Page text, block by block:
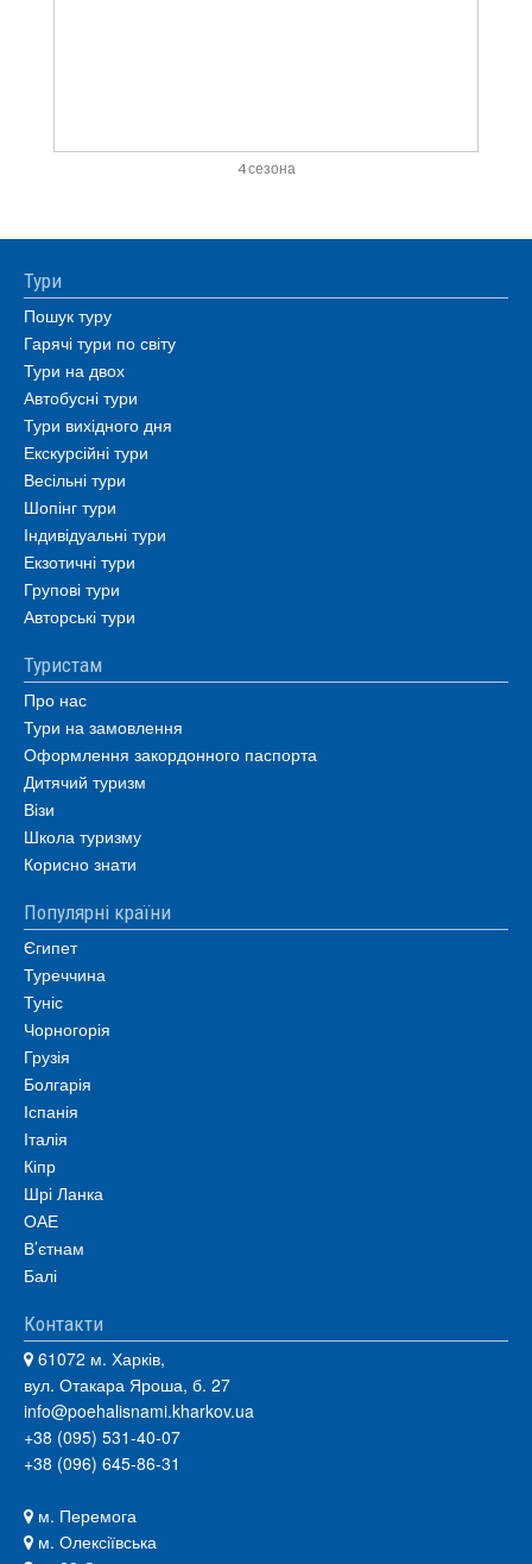
4 сезона
Тури
Пошук туру
Гарячі тури по світу
Тури на двох
Автобусні тури
Тури вихідного дня
Екскурсійні тури
Весільні тури
Шопінг тури
Індивідуальні тури
Екзотичні тури
Групові тури
Авторські тури
Туристам
Про нас
Тури на замовлення
Оформлення закордонного паспорта
Дитячий туризм
Візи
Школа туризму
Корисно знати
Популярні країни
Єгипет
Туреччина
Туніс
Чорногорія
Грузія
Болгарія
Іспанія
Італія
Кіпр
Шрі Ланка
ОАЕ
В’єтнам
Балі
Контакти
61072 м. Харків,
вул. Отакара Яроша, б. 27
info@poehalisnami.kharkov.ua
+38 (095) 531-40-07
+38 (096) 645-86-31
м. Перемога
м. Олексіївська